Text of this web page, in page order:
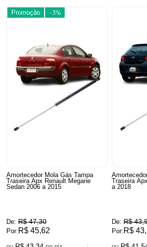
Promoção -3%
Amortecedor Mola Gás Tampa
Traseira Apx Renault Megane
Sedan 2006 a 2015
De: R$ 47,30
Por: R$ 45,62
Traseira
a 2018
De: R$
Por: R$